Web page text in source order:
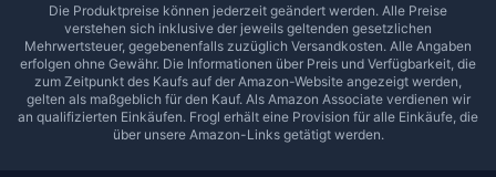
Die Produktpreise können jederzeit geändert werden. Alle Preise
verstehen sich inklusive der jeweils geltenden gesetzlichen
Mehrwertsteuer, gegebenenfalls zuzüglich Versandkosten. Alle Angaben
erfolgen ohne Gewähr. Die Informationen über Preis und Verfügbarkeit, die
zum Zeitpunkt des Kaufs auf der Amazon-Website angezeigt werden,
gelten als maßgeblich für den Kauf. Als Amazon Associate verdienen wir
an qualifizierten Einkäufen. Frogl erhält eine Provision für alle Einkäufe, die
über unsere Amazon-Links getätigt werden.